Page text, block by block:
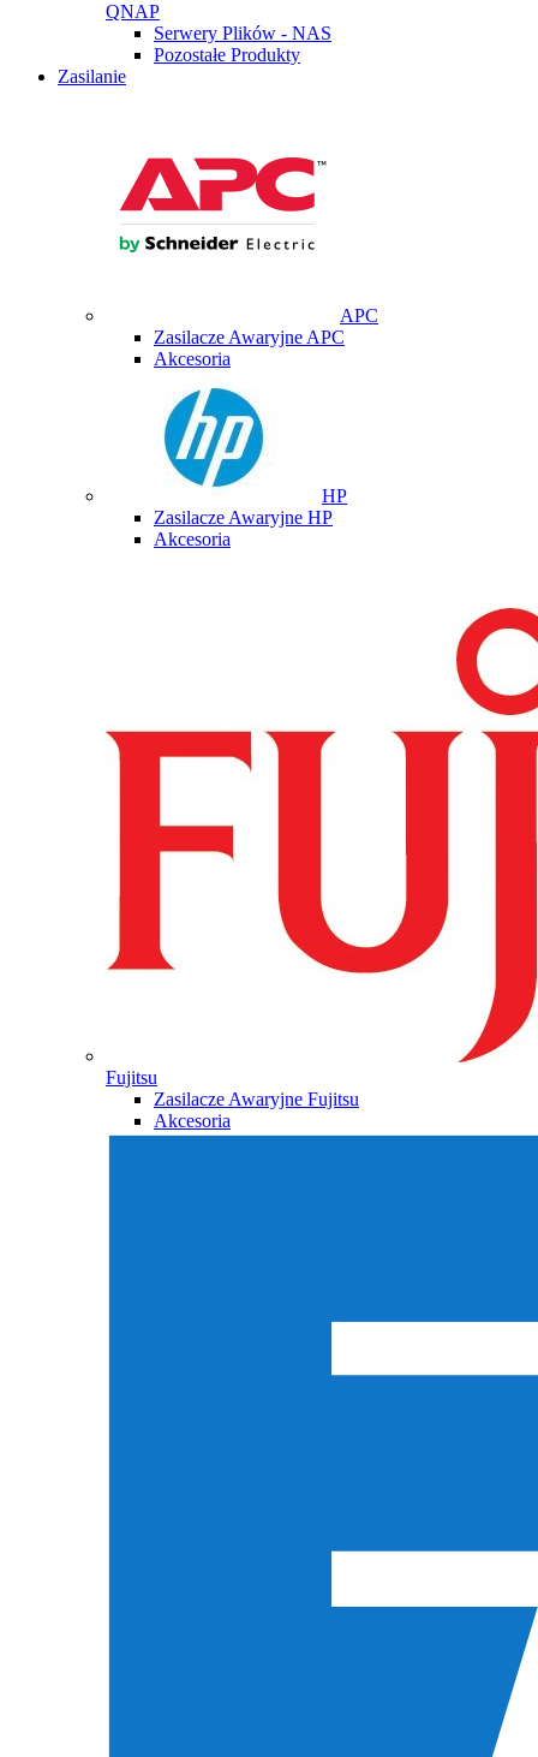
QNAP
Serwery Plików - NAS
Pozostałe Produkty
Zasilanie
APC
Zasilacze Awaryjne APC
Akcesoria
HP
Zasilacze Awaryjne HP
Akcesoria
Fujitsu
Zasilacze Awaryjne Fujitsu
Akcesoria